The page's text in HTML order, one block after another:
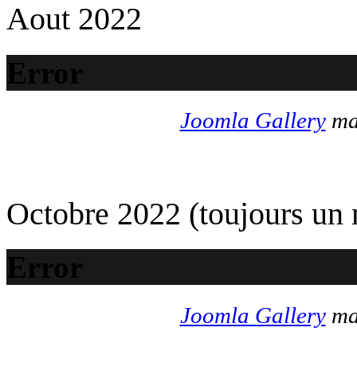
Aout 2022
Error
Joomla Gallery
Octobre 2022 (toujours un
Error
Joomla Gallery